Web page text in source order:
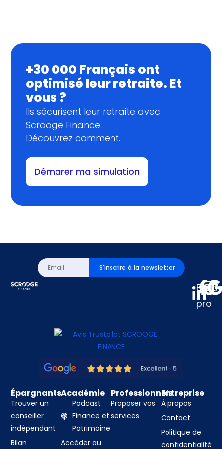
+30 000 Français ont
optimisé leur retraite. Et
vous ?
Ils sécurisent leur retraite avec
Scrooge Finance.
Découvrez comment.
Démarer ma simulation
S'inscrire à la newsletter
pro
Épargnants
Trouver un
conseiller
indépendant
Bilan
Académie
Podcast
Finance et
Patrimoine
Accéder au
Professionnels
Proposer vos
services
Entreprise
À propos
Contact
Politique de
confidentialité